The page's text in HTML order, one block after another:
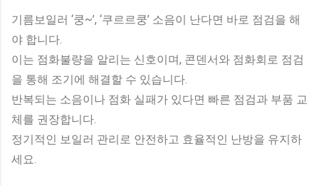
기름보일러 ‘쿵~’, ‘쿠르르쿵’ 소음이 난다면 바로 점검을 해
야 합니다.
이는 점화불량을 알리는 신호이며, 콘덴서와 점화회로 점검
을 통해 조기에 해결할 수 있습니다.
반복되는 소음이나 점화 실패가 있다면 빠른 점검과 부품 교
체를 권장합니다.
정기적인 보일러 관리로 안전하고 효율적인 난방을 유지하
세요.